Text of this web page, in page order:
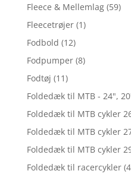
Fleece & Mellemlag (59)
Fleecetrøjer (1)
Fodbold (12)
Fodpumper (8)
Fodtøj (11)
Foldedæk til MTB - 24",
Foldedæk til MTB cykler
Foldedæk til MTB cykler
Foldedæk til MTB cykler
Foldedæk til racercykler